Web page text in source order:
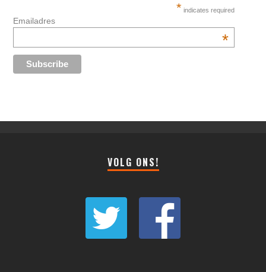
* indicates required
Emailadres
*
VOLG ONS!